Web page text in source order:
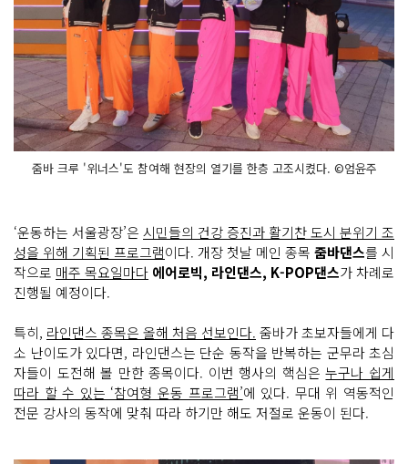
줌바 크루 '위너스'도 참여해 현장의 열기를 한층 고조시켰다. ©엄윤주
‘운동하는 서울광장’은 시민들의 건강 증진과 활기찬 도시 분위기 조
성을 위해 기획된 프로그램이다. 개장 첫날 메인 종목 줌바댄스를 시
작으로 매주 목요일마다 에어로빅, 라인댄스, K-POP댄스가 차례로
진행될 예정이다.
특히, 라인댄스 종목은 올해 처음 선보인다. 줌바가 초보자들에게 다
소 난이도가 있다면, 라인댄스는 단순 동작을 반복하는 군무라 초심
자들이 도전해 볼 만한 종목이다. 이번 행사의 핵심은누구나 쉽게
따라 할 수 있는 ‘참여형 운동 프로그램’에 있다. 무대 위 역동적인
전문 강사의 동작에 맞춰 따라 하기만 해도 저절로 운동이 된다.